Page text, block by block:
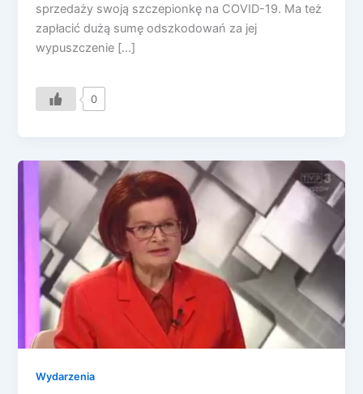
sprzedaży swoją szczepionkę na COVID-19. Ma też
zapłacić dużą sumę odszkodowań za jej
wypuszczenie […]
0
Wydarzenia